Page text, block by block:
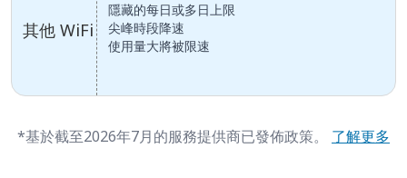
其他 WiFi
隱藏的每日或多日上限
尖峰時段降速
使用量大將被限速
*基於截至2026年7月的服務提供商已發佈政策。 了解更多